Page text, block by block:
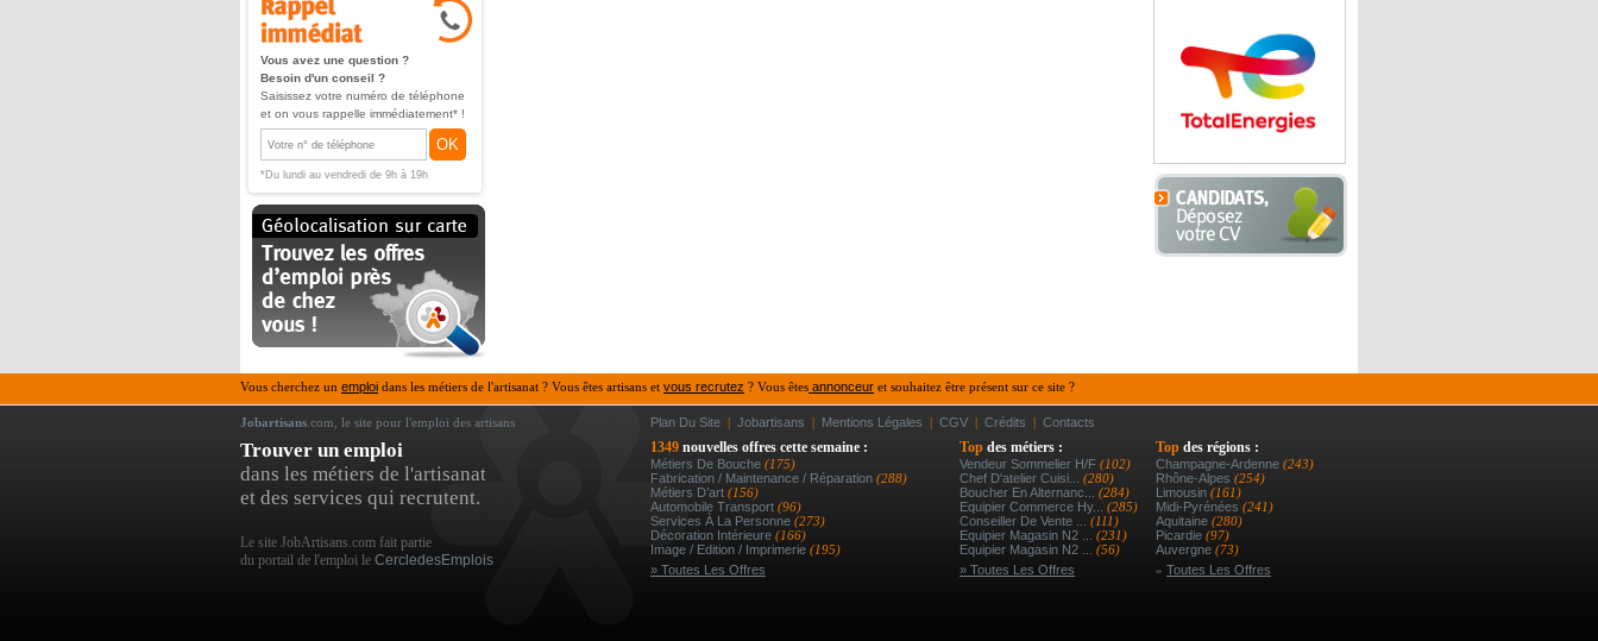
Vous avez une question ?
Besoin d'un conseil ?
Saisissez votre numéro de téléphone
et on vous rappelle immédiatement* !
OK
*Du lundi au vendredi de 9h à 19h
Vous cherchez un emploi dans les métiers de l'artisanat ? Vous êtes artisans et vous recrutez ? Vous êtes annonceur et souhaitez être présent sur ce site ?
Jobartisans .com, le site pour l'emploi des artisans Plan Du Site | Jobartisans | Mentions Légales | CGV | Crédits | Contacts
Trouver un emploi
dans les métiers de l'artisanat
et des services qui recrutent.
Le site JobArtisans.com fait partie
du portail de l'emploi le CercledesEmplois
1349 nouvelles offres cette semaine :
Métiers De Bouche (175)
Fabrication / Maintenance / Réparation (288)
Métiers D’art (156)
Automobile Transport (96)
Services À La Personne (273)
Décoration Intérieure (166)
Image / Edition / Imprimerie (195)
» Toutes Les Offres
Top des métiers :
Vendeur Sommelier H/f (102)
Chef D'atelier Cuisi... (280)
Boucher En Alternanc... (284)
Equipier Commerce Hy... (285)
Conseiller De Vente ... (111)
Equipier Magasin N2 ... (231)
Equipier Magasin N2 ... (56)
» Toutes Les Offres
Top des régions :
Champagne-Ardenne (243)
Rhône-Alpes (254)
Limousin (161)
Midi-Pyrénées (241)
Aquitaine (280)
Picardie (97)
Auvergne (73)
» Toutes Les Offres